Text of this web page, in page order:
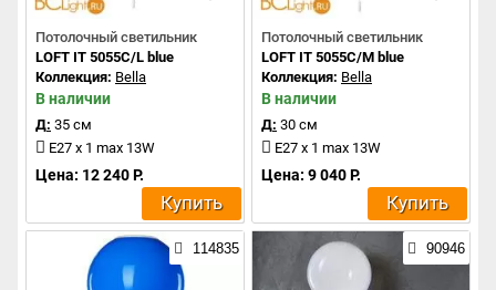
Потолочный светильник
LOFT IT 5055C/L blue
Коллекция: Bella
В наличии
Д: 35 см
E27 x 1 max 13W
Цена: 12 240 Р.
Купить
Потолочный светильник
LOFT IT 5055C/M blue
Коллекция: Bella
В наличии
Д: 30 см
E27 x 1 max 13W
Цена: 9 040 Р.
Купить
114835 90946